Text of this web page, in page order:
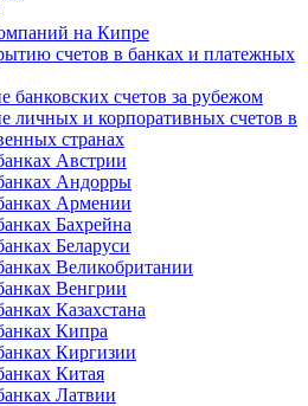
на Кипре
счетов в банках и платежных
банковских счетов за рубежом
личных и корпоративных счетов в
странах
Австрии
Андорры
Армении
Бахрейна
Беларуси
Великобритании
Венгрии
Казахстана
Кипра
Киргизии
Китая
Латвии